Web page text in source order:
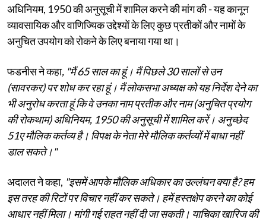
अधिनियम, 1950 की अनुसूची में शामिल करने की मांग की - यह कानून
व्यावसायिक और वाणिज्यिक उद्देश्यों के लिए कुछ प्रतीकों और नामों के
अनुचित उपयोग को रोकने के लिए बनाया गया था।
फडनीस ने कहा, "मैं 65 साल का हूं। मैं पिछले 30 सालों से उन
(सावरकर) पर शोध कर रहा हूं। मैं लोकसभा अध्यक्ष को यह निर्देश देने का
भी अनुरोध करता हूं कि वे उनका नाम प्रतीक और नाम (अनुचित प्रयोग
की रोकथाम) अधिनियम, 1950 की अनुसूची में शामिल करें। अनुच्छेद
51ए मौलिक कर्तव्य है। विपक्ष के नेता मेरे मौलिक कर्तव्यों में बाधा नहीं
डाल सकते।"
अदालत ने कहा, "इसमें आपके मौलिक अधिकार का उल्लंघन क्या है? हम
इस तरह की रिटों पर विचार नहीं कर सकते। हमें हस्तक्षेप करने का कोई
आधार नहीं मिला। मांगी गई राहत नहीं दी जा सकती। याचिका खारिज की